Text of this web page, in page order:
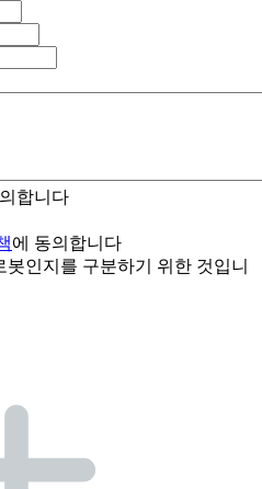
합니다
에 동의합니다
인지를 구분하기 위한 것입니